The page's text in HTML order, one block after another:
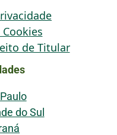
de Titular
do Sul